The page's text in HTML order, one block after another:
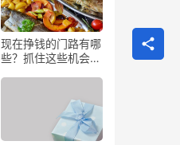
现在挣钱的门路有哪
些？抓住这些机会闷